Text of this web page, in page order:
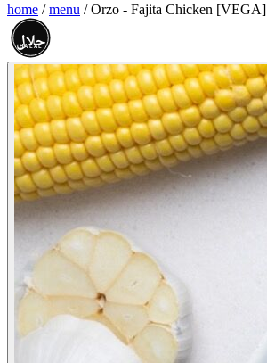
home / menu / Orzo - Fajita Chicken [VEGA]
حلال
HALAL